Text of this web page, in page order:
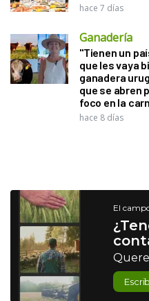
hace 7 días
Ganadería
"Tienen un
que les vaya
ganadera
que se abren
foco en la
hace 8 días
El